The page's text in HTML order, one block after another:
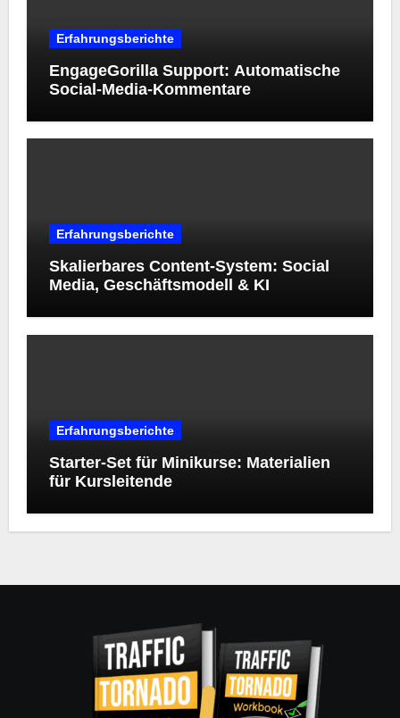
Erfahrungsberichte
EngageGorilla Support: Automatische
Social-Media-Kommentare
Erfahrungsberichte
Skalierbares Content-System: Social
Media, Geschäftsmodell & KI
Erfahrungsberichte
Starter‑Set für Minikurse: Materialien
für Kursleitende